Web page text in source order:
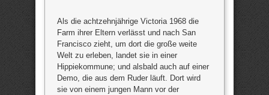
Als die achtzehnjährige Victoria 1968 die
Farm ihrer Eltern verlässt und nach San
Francisco zieht, um dort die große weite
Welt zu erleben, landet sie in einer
Hippiekommune; und alsbald auch auf einer
Demo, die aus dem Ruder läuft. Dort wird
sie von einem jungen Mann vor der